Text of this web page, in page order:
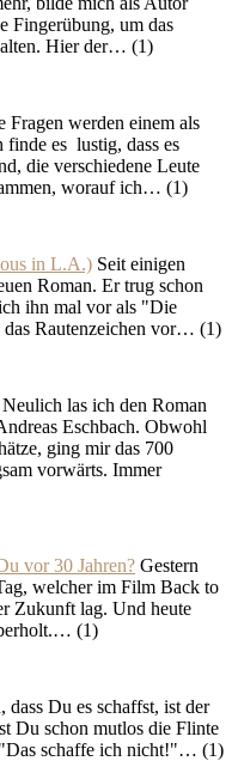
Fingerübung, um das
Hier der… (1)
Fragen werden einem als
es lustig, dass es
die verschiedene Leute
worauf ich… (1)
in L.A.) Seit einigen
Roman. Er trug schon
ihn mal vor als "Die
Rautenzeichen vor… (1)
Neulich las ich den Roman
Eschbach. Obwohl
ging mir das 700
vorwärts. Immer
vor 30 Jahren? Gestern
welcher im Film Back to
Zukunft lag. Und heute
(1)
dass Du es schaffst, ist der
Du schon mutlos die Flinte
schaffe ich nicht!"… (1)